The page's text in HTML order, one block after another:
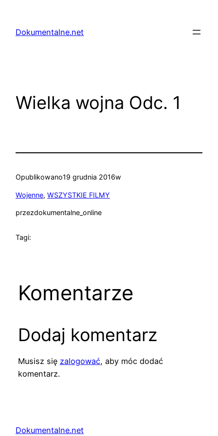
treściDokumentalne.net
Wielka wojna Odc. 1
Opublikowano19 grudnia 2016w
Wojenne, WSZYSTKIE FILMY
przezdokumentalne_online
Tagi:
Komentarze
Dodaj komentarz
Musisz się zalogować, aby móc dodać
komentarz.
Dokumentalne.net